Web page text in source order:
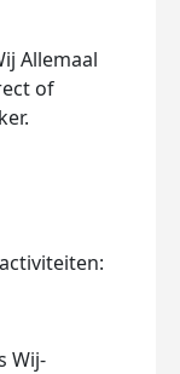
Allemaal
of
Wij-